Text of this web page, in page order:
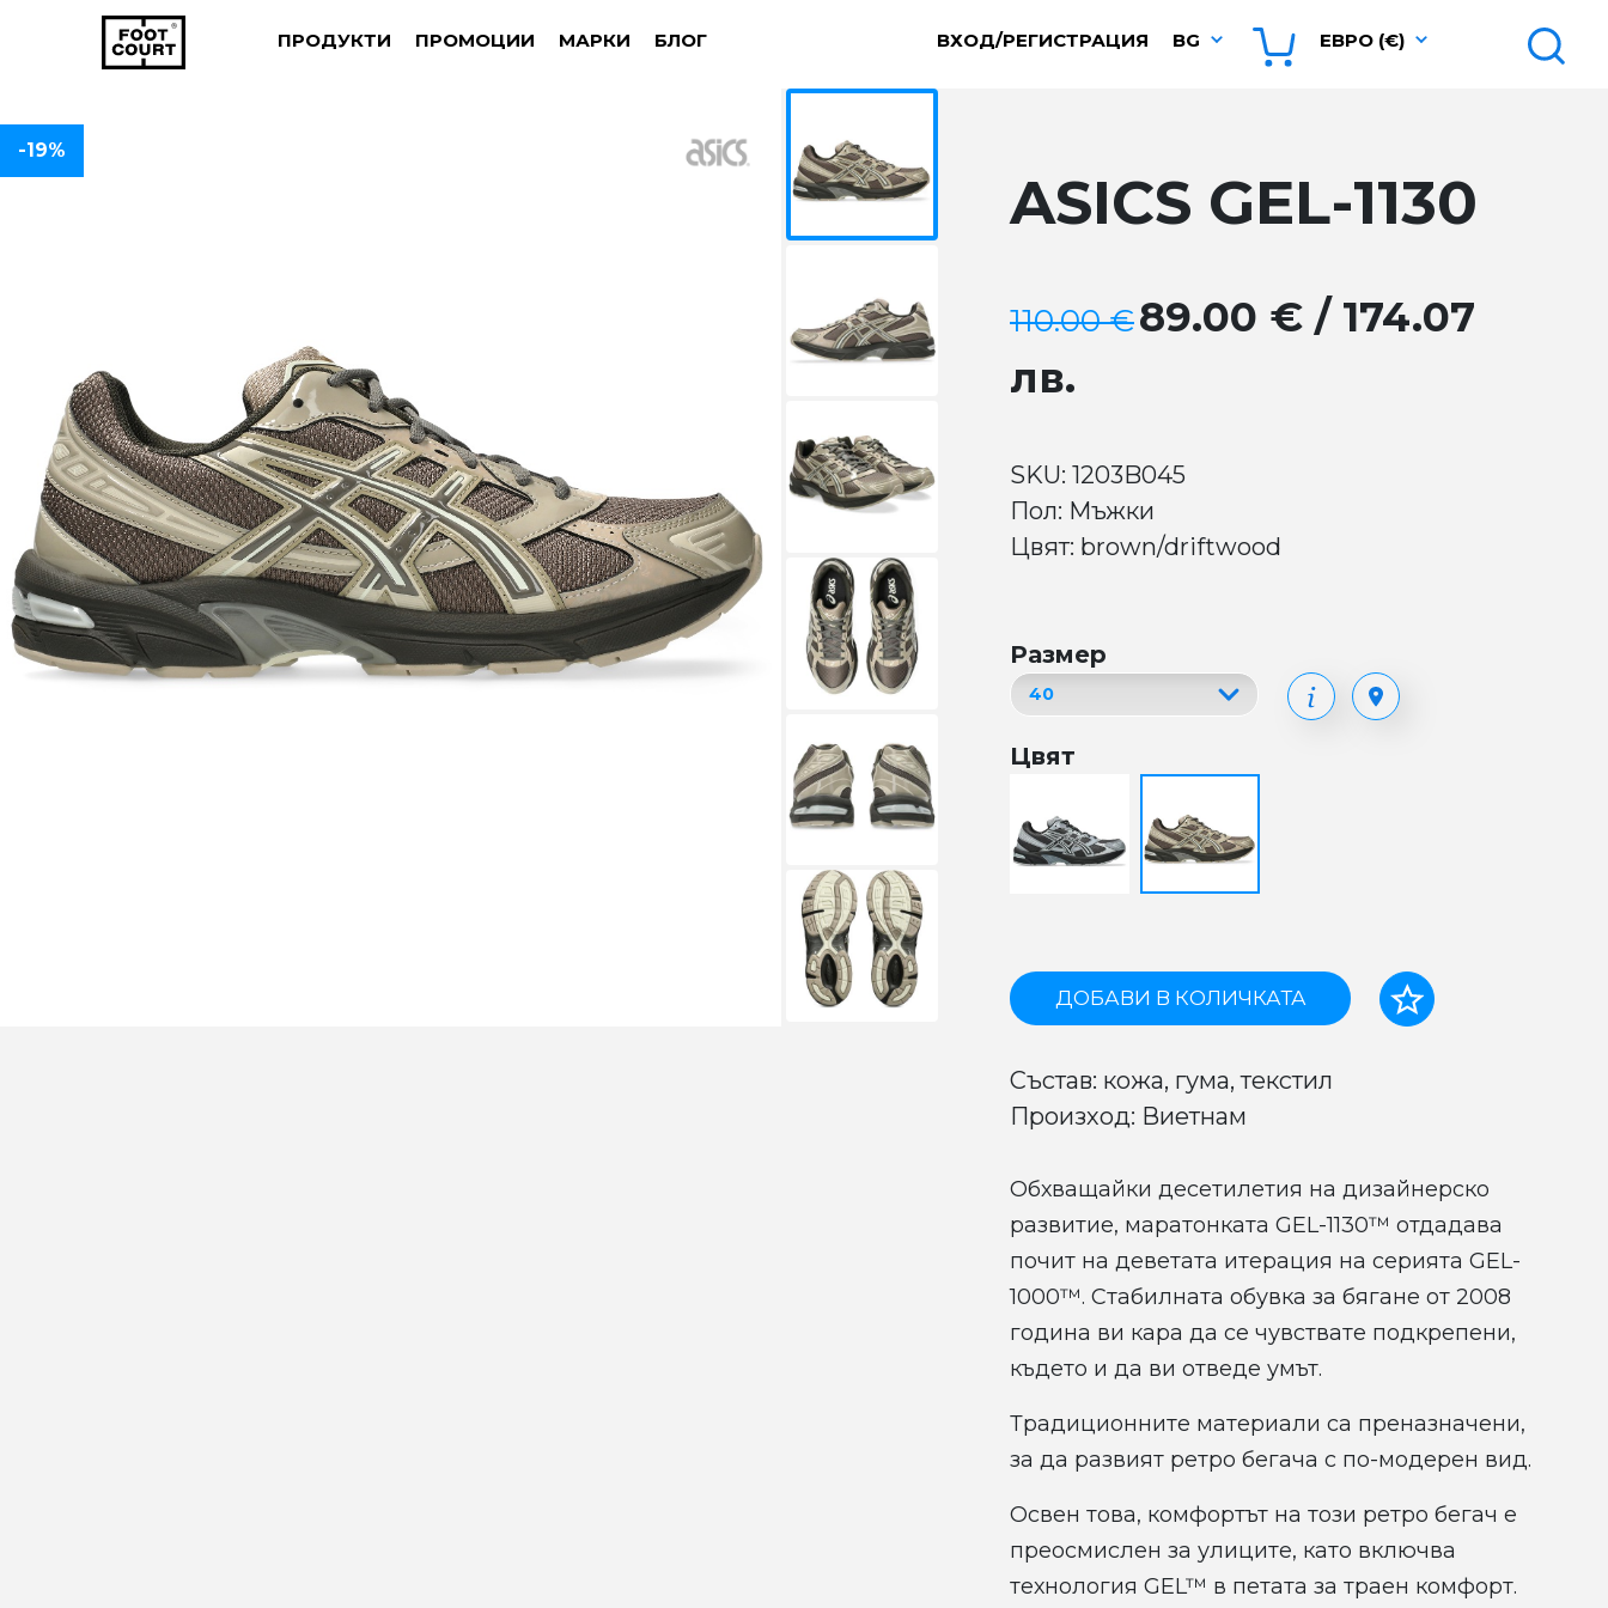
ПРОДУКТИ ПРОМОЦИИ МАРКИ БЛОГ ВХОД/РЕГИСТРАЦИЯ BG ЕВРО (€)
-19%
ASICS GEL-1130
110.00 €89.00 € / 174.07
лв.
SKU: 1203B045
Пол: Мъжки
Цвят: brown/driftwood
Размер
Цвят
ДОБАВИ В КОЛИЧКАТА
Състав: кожа, гума, текстил
Произход: Виетнам
Обхващайки десетилетия на дизайнерско
развитие, маратонката GEL-1130™ отдадава
почит на деветата итерация на серията GEL-
1000™. Стабилната обувка за бягане от 2008
година ви кара да се чувствате подкрепени,
където и да ви отведе умът.
Традиционните материали са преназначени,
за да развият ретро бегача с по-модерен вид.
Освен това, комфортът на този ретро бегач е
преосмислен за улиците, като включва
технология GEL™ в петата за траен комфорт.